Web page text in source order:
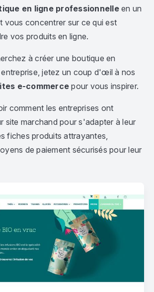
en ligne professionnelleen un
vous concentrer sur ce qui est
vos produits en ligne.
à créer une boutique en
jetez un coup d'œil à nos
e-commerce pour vous inspirer.
comment les entreprises ont
site marchand pour s'adapter à leur
fiches produits attrayantes,
de paiement sécurisés pour leur